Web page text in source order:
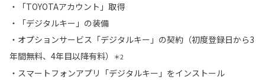
・「TOYOTAアカウント」取得
・「デジタルキー」の装備
・オプションサービス「デジタルキー」の契約（初度登録日から3
年間無料、4年目以降有料）
＊2
・スマートフォンアプリ「デジタルキー」をインストール